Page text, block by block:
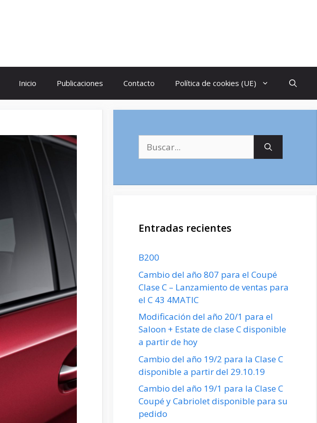
Inicio Publicaciones Contacto Política de cookies (UE)
Entradas recientes
B200
Cambio del año 807 para el Coupé
Clase C – Lanzamiento de ventas para
el C 43 4MATIC
Modificación del año 20/1 para el
Saloon + Estate de clase C disponible
a partir de hoy
Cambio del año 19/2 para la Clase C
disponible a partir del 29.10.19
Cambio del año 19/1 para la Clase C
Coupé y Cabriolet disponible para su
pedido